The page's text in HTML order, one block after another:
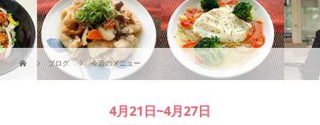
ブログ 今週のメニュー
4月21日~4月27日